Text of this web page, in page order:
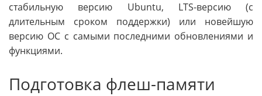
стабильную версию Ubuntu, LTS-версию (с
длительным сроком поддержки) или новейшую
версию ОС с самыми последними обновлениями и
функциями.
Подготовка флеш-памяти